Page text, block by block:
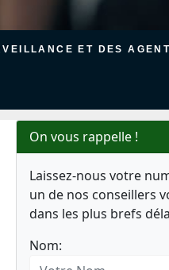
ET DES
On vous rappelle !
Laissez-nous votre
un de nos conseillers
dans les plus brefs
Nom: